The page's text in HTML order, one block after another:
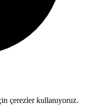
çerezler kullanıyoruz.